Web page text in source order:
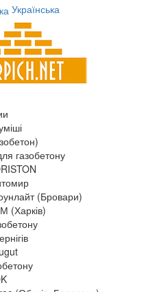
Українська
газобетону
(Бровари)
(Харків)